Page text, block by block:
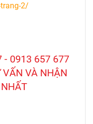
2/
- 0913 657 677
VÀ NHẬN